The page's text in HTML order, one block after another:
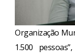
Organização
1.500